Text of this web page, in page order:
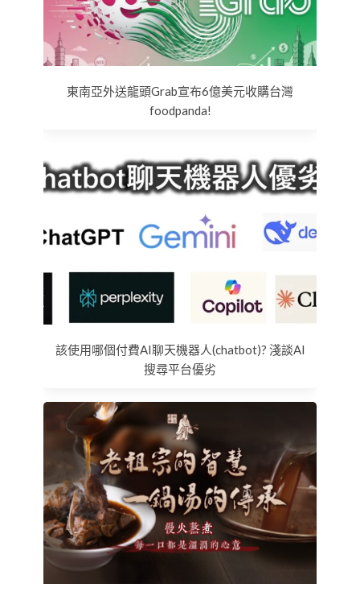
東南亞外送龍頭Grab宣布6億美元收購台灣
foodpanda!
該使用哪個付費AI聊天機器人(chatbot)? 淺談AI
搜尋平台優劣